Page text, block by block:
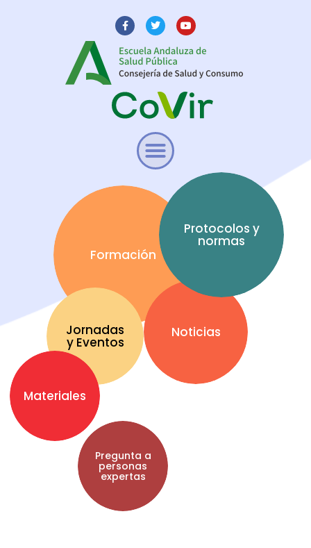
Formación
Protocolos y
normas
Materiales
Jornadas
y Eventos
Noticias
Pregunta a
personas
expertas